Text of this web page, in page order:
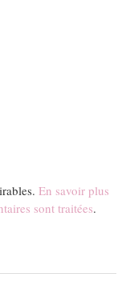
En savoir plus
sont traitées.